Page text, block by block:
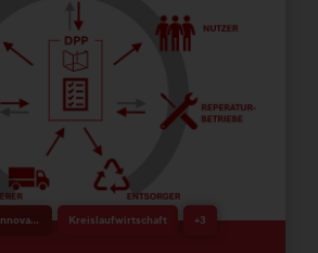
Digitalisierung & Innovation Kreislaufwirtschaft +3